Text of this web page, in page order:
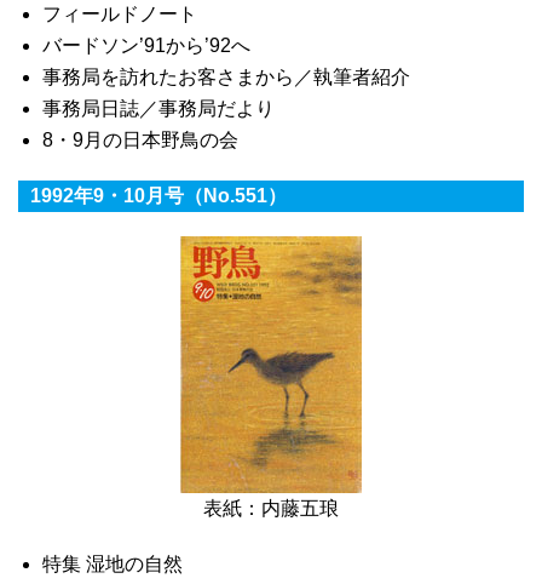
フィールドノート
バードソン’91から’92へ
事務局を訪れたお客さまから／執筆者紹介
事務局日誌／事務局だより
8・9月の日本野鳥の会
1992年9・10月号（No.551）
表紙：内藤五琅
特集 湿地の自然